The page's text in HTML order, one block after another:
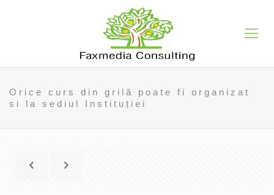
Orice curs din grilă poate fi organizat
si la sediul Instituției